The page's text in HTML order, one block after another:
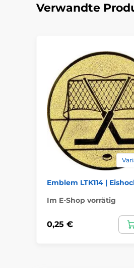
Verwandte
Emblem LTK114 |
Im E-Shop vorrätig
0,25 €